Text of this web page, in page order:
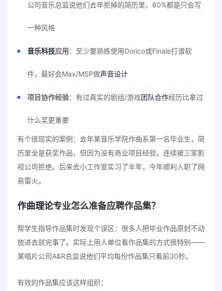
公司音乐总监说他们去年拒掉的简历里，80%都是只会写
一种风格
音乐科技应用：至少要熟练使用Dorico或Finale打谱软
件，最好会Max/MSP做声音设计
项目协作经验：有过真实的剧组/游戏团队合作经历比拿过
什么奖更重要
有个很现实的案例：去年某音乐学院作曲系第一名毕业生，简
历里全是获奖作品，但因为没有商业项目经验，连续被三家影
视公司拒绝。后来去小工作室实习了半年，今年顺利入职了网
易雷火。
作曲理论专业怎么准备应聘作品集？
帮学生指导作品集时发现个误区：很多人把毕业作品原封不动
放进去就完事了。实际上用人单位看作品集的方式很特别——
某唱片公司A&R总监说他们平均每份作品集只看前30秒。
有效的作品集应该这样组织：